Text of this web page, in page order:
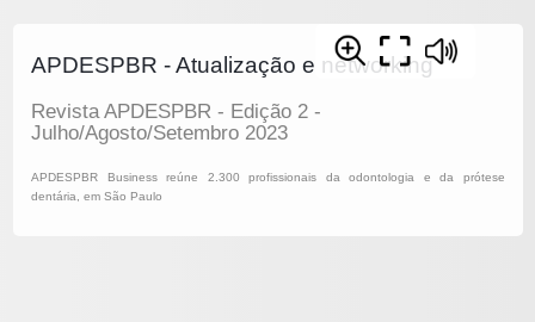
APDESPBR - Atualização e networking
Revista APDESPBR - Edição 2 -
Julho/Agosto/Setembro 2023
APDESPBR Business reúne 2.300 profissionais da odontologia e da prótese
dentária, em São Paulo